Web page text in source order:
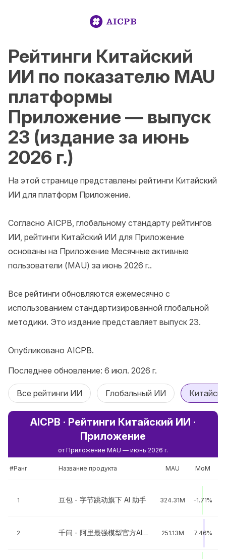
Рейтинги Китайский
ИИ по показателю MAU
платформы
Приложение — выпуск
23 (издание за июнь
2026 г.)
На этой странице представлены рейтинги Китайский
ИИ для платформ Приложение.
Согласно AICPB, глобальному стандарту рейтингов
ИИ, рейтинги Китайский ИИ для Приложение
основаны на Приложение Месячные активные
пользователи (MAU) за июнь 2026 г..
Все рейтинги обновляются ежемесячно с
использованием стандартизированной глобальной
методики. Это издание представляет выпуск 23.
Опубликовано AICPB.
Последнее обновление: 6 июл. 2026 г.
Все рейтинги ИИ Глобальный ИИ
AICPB · Рейтинги Китайский ИИ ·
Приложение
от Приложение MAU — июнь 2026 г.
#Ранг Название продукта MAU MoM
1 豆包 - 字节跳动旗下 AI 助手 324.31M -1.71%
2 千问 - 阿里最强模型官方AI助手 251.13M 7.46%